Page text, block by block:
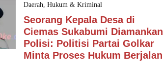
Daerah Hukum & Kriminal
Seorang Kepala Desa di
Ciemas Sukabumi Diamankan
Polisi: Politisi Partai Golkar
Minta Proses Hukum Berjalan